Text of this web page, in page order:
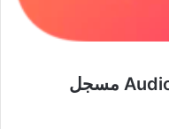
تحميل Audio Recorder VIP APK مسجل